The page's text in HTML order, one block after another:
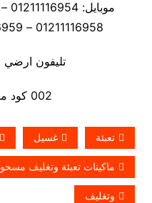
تليفون ارضي 0225880056
002 كود مصر قبل الرقم
تعبئة غسيل
ماكينات تعبئة وتغليف
وتغليف